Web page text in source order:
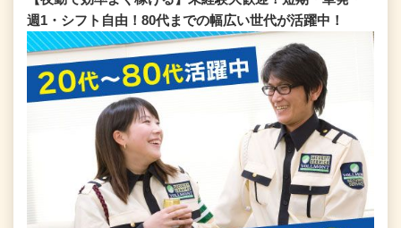
週1・シフト自由！80代までの幅広い世代が活躍中！